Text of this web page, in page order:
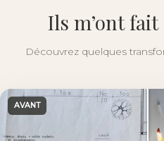
Ils m’ont fait
Découvrez quelques
AVANT